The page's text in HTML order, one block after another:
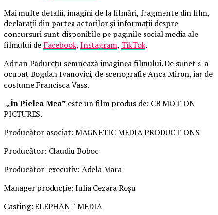
Mai multe detalii, imagini de la filmări, fragmente din film,
declarații din partea actorilor și informații despre
concursuri sunt disponibile pe paginile social media ale
filmului de Facebook, Instagram, TikTok.
Adrian Pădurețu semnează imaginea filmului. De sunet s-a
ocupat Bogdan Ivanovici, de scenografie Anca Miron, iar de
costume Francisca Vass.
„În Pielea Mea” este un film produs de: CB MOTION
PICTURES.
Producător asociat: MAGNETIC MEDIA PRODUCTIONS
Producător: Claudiu Boboc
Producător executiv: Adela Mara
Manager producție: Iulia Cezara Roșu
Casting: ELEPHANT MEDIA